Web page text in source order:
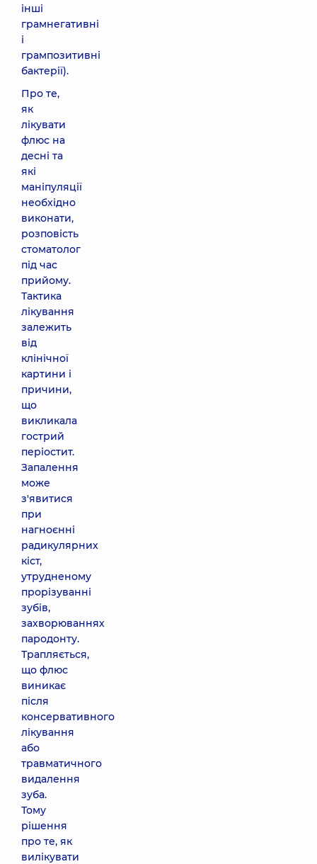
інші
грамнегативні
і
грампозитивні
бактерії).
Про те,
як
лікувати
флюс на
десні та
які
маніпуляції
необхідно
виконати,
розповість
стоматолог
під час
прийому.
Тактика
лікування
залежить
від
клінічної
картини і
причини,
що
викликала
гострий
періостит.
Запалення
може
з'явитися
при
нагноєнні
радикулярних
кіст,
утрудненому
прорізуванні
зубів,
захворюваннях
пародонту.
Трапляється,
що флюс
виникає
після
консервативного
лікування
або
травматичного
видалення
зуба.
Тому
рішення
про те, як
вилікувати